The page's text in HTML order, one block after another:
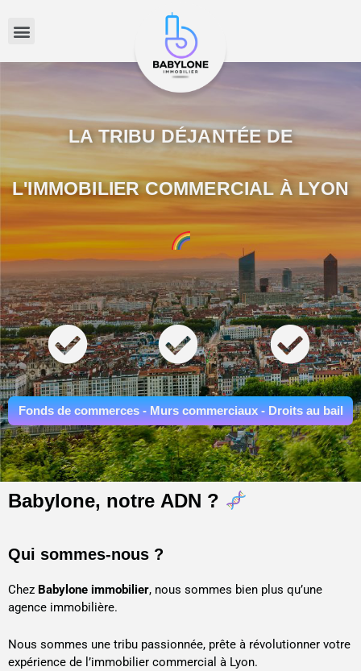
LA TRIBU DÉJANTÉE DE
L'IMMOBILIER COMMERCIAL À LYON
Fonds de commerces - Murs commerciaux - Droits au bail
Babylone, notre ADN ?
Qui sommes-nous ?
Chez Babylone immobilier, nous sommes bien plus qu’une
agence immobilière.
Nous sommes une tribu passionnée, prête à révolutionner votre
expérience de l’immobilier commercial à Lyon.